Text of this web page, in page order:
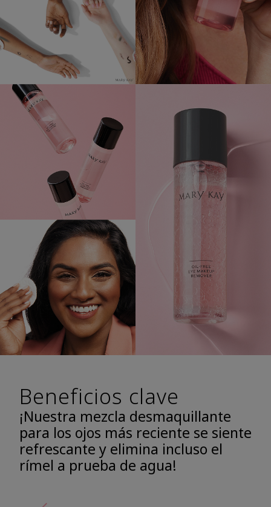
Beneficios clave
¡Nuestra mezcla desmaquillante
para los ojos más reciente se siente
refrescante y elimina incluso el
rímel a prueba de agua!